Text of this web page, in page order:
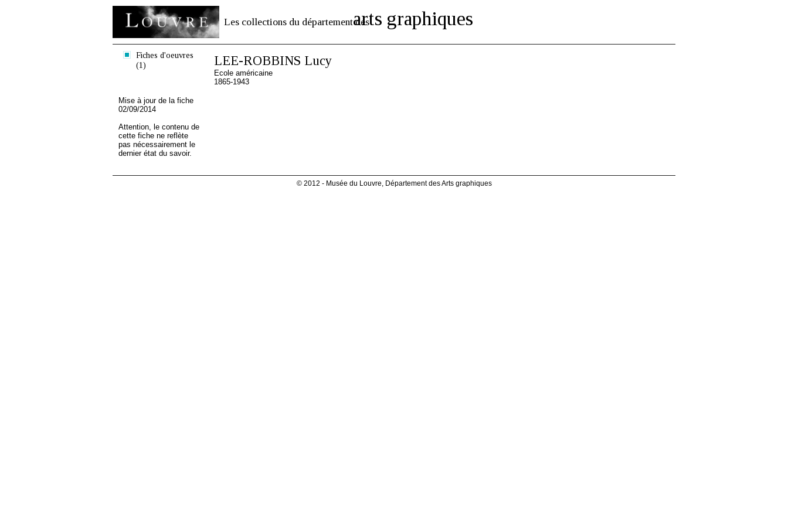
Les collections du département desarts graphiques
Fiches d'oeuvres
(1)
Mise à jour de la fiche
02/09/2014
Attention, le contenu de
cette fiche ne reflète
pas nécessairement le
dernier état du savoir.
LEE-ROBBINS Lucy
Ecole américaine
1865-1943
© 2012 - Musée du Louvre, Département des Arts graphiques